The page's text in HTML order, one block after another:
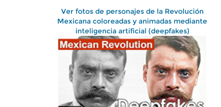
Ver fotos de personajes de la Revolución
Mexicana coloreadas y animadas mediante
inteligencia artificial (deepfakes)